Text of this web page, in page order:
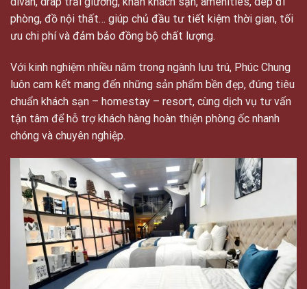
phòng, đồ nội thất… giúp chủ đầu tư tiết kiệm thời gian, tối
ưu chi phí và đảm bảo đồng bộ chất lượng.
Với kinh nghiệm nhiều năm trong ngành lưu trú, Phúc Chung
luôn cam kết mang đến những sản phẩm bền đẹp, đúng tiêu
chuẩn khách sạn – homestay – resort, cùng dịch vụ tư vấn
tận tâm để hỗ trợ khách hàng hoàn thiện phòng ốc nhanh
chóng và chuyên nghiệp.